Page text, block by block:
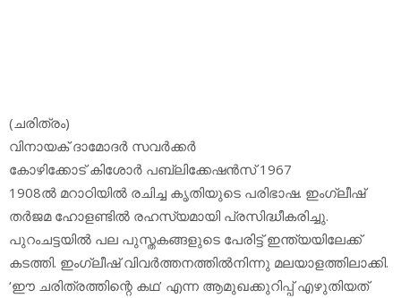
(ചരിത്രം)
വിനായക് ദാമോദര്‍ സവര്‍ക്കര്‍
കോഴിക്കോട് കിശോര്‍ പബ്ലിക്കേഷന്‍സ് 1967
1908ല്‍ മറാഠിയില്‍ രചിച്ച കൃതിയുടെ പരിഭാഷ. ഇംഗ്ലീഷ്
തര്‍ജമ ഹോളണ്ടില്‍ രഹസ്യമായി പ്രസിദ്ധീകരിച്ചു.
പുറംചട്ടയില്‍ പല പുസ്തകങ്ങളുടെ പേരിട്ട് ഇന്ത്യയിലേക്ക്
കടത്തി. ഇംഗ്ലീഷ് വിവര്‍ത്തനത്തില്‍നിന്നു മലയാളത്തിലാക്കി.
‘ഈ ചരിത്രത്തിന്റെ കഥ’ എന്ന ആമുഖക്കുറിപ്പ് എഴുതിയത്